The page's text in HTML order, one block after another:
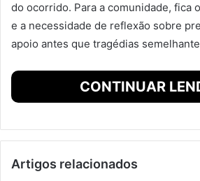
do ocorrido. Para a comunidade, fica
e a necessidade de reflexão sobre
apoio antes que tragédias
CONTINUAR
Artigos relacionados